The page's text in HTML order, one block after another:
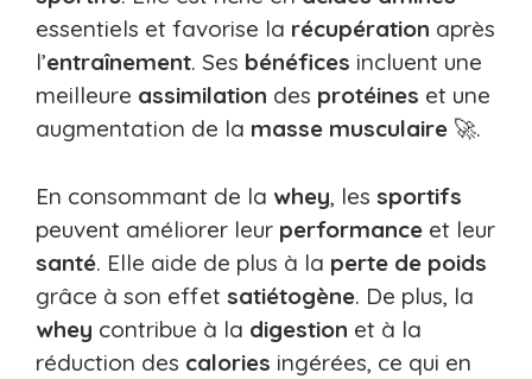
essentiels et favorise la récupération après
l’entraînement. Ses bénéfices incluent une
meilleure assimilation des protéines et une
augmentation de la masse musculaire 🚀.
En consommant de la whey, les sportifs
peuvent améliorer leur performance et leur
santé. Elle aide de plus à la perte de poids
grâce à son effet satiétogène. De plus, la
whey contribue à la digestion et à la
réduction des calories ingérées, ce qui en